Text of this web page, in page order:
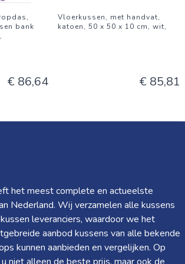
bank
€ 86,64
Vloerkussen, met handvat,
katoen, 50 x 50 x 10 cm, wit,
€ 85,81
het meest complete en actueelste
Nederland. Wij verzamelen alle kussens
leveranciers, waardoor we het
aanbod kussens van alle bekende
kunnen aanbieden en vergelijken. Op